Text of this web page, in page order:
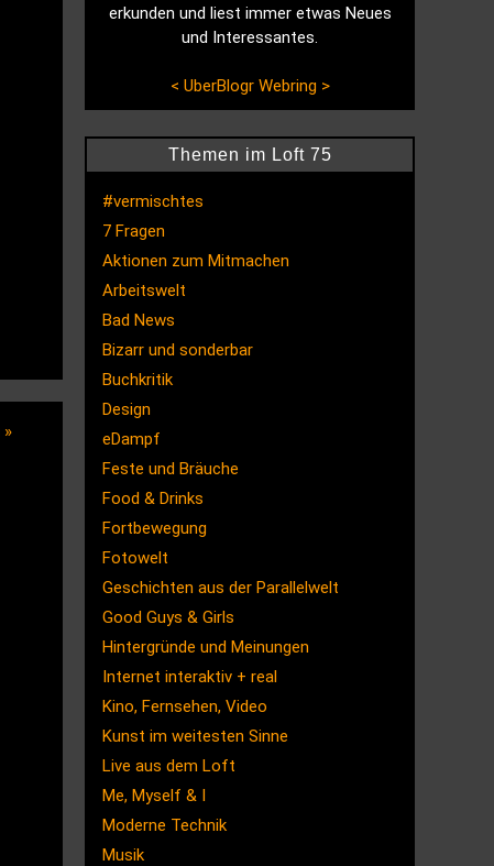
»
erkunden und liest immer etwas Neues
und Interessantes.
< UberBlogr Webring >
Themen im Loft 75
#vermischtes
7 Fragen
Aktionen zum Mitmachen
Arbeitswelt
Bad News
Bizarr und sonderbar
Buchkritik
Design
eDampf
Feste und Bräuche
Food & Drinks
Fortbewegung
Fotowelt
Geschichten aus der Parallelwelt
Good Guys & Girls
Hintergründe und Meinungen
Internet interaktiv + real
Kino, Fernsehen, Video
Kunst im weitesten Sinne
Live aus dem Loft
Me, Myself & I
Moderne Technik
Musik